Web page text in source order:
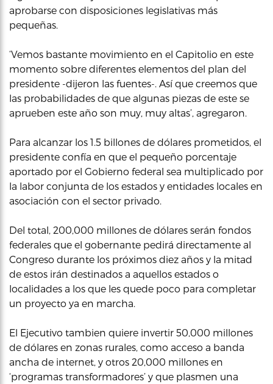
aprobarse con disposiciones legislativas más
pequeñas.
‘Vemos bastante movimiento en el Capitolio en este
momento sobre diferentes elementos del plan del
presidente -dijeron las fuentes-. Así que creemos que
las probabilidades de que algunas piezas de este se
aprueben este año son muy, muy altas’, agregaron.
Para alcanzar los 1.5 billones de dólares prometidos, el
presidente confía en que el pequeño porcentaje
aportado por el Gobierno federal sea multiplicado por
la labor conjunta de los estados y entidades locales en
asociación con el sector privado.
Del total, 200,000 millones de dólares serán fondos
federales que el gobernante pedirá directamente al
Congreso durante los próximos diez años y la mitad
de estos irán destinados a aquellos estados o
localidades a los que les quede poco para completar
un proyecto ya en marcha.
El Ejecutivo tambien quiere invertir 50,000 millones
de dólares en zonas rurales, como acceso a banda
ancha de internet, y otros 20,000 millones en
‘programas transformadores’ y que plasmen una